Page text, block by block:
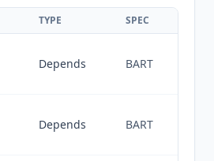
TYPE SPEC
Depends BART
Depends BART